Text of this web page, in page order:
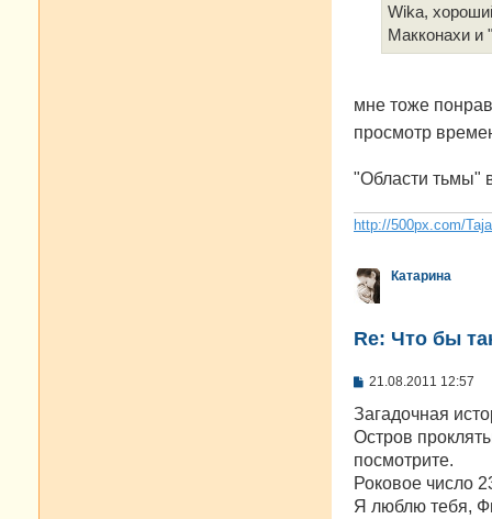
Wika,
Макконахи и
мне тоже
просмотр
"Области тьмы"
http://500px.com/
Катарина
Re: Что бы
С
о
щ
е
и
е
21.08.2011 12:57
Загадочная
Остров
посмотрите.
Роковое число
Я люблю тебя,